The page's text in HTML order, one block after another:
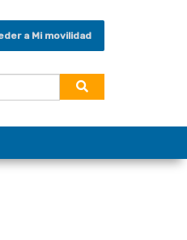
a Mi movilidad